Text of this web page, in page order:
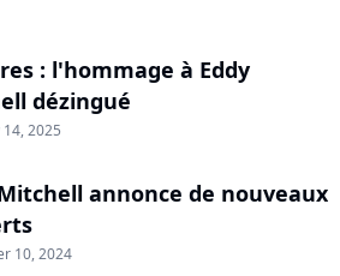
: l'hommage à Eddy
dézingué
2025
annonce de nouveaux
10, 2024